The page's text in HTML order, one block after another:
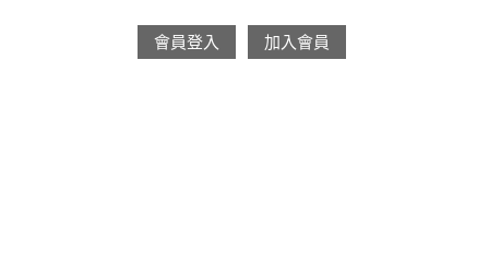
會員登入 加入會員